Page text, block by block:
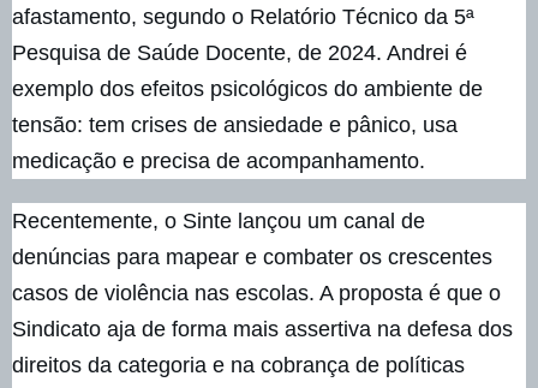
afastamento, segundo o Relatório Técnico da 5ª
Pesquisa de Saúde Docente, de 2024. Andrei é
exemplo dos efeitos psicológicos do ambiente de
tensão: tem crises de ansiedade e pânico, usa
medicação e precisa de acompanhamento.
Recentemente, o Sinte lançou um canal de
denúncias para mapear e combater os crescentes
casos de violência nas escolas. A proposta é que o
Sindicato aja de forma mais assertiva na defesa dos
direitos da categoria e na cobrança de políticas